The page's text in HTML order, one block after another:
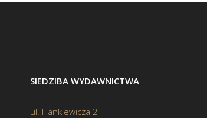
SIEDZIBA WYDAWNICTWA
ul. Hankiewicza 2